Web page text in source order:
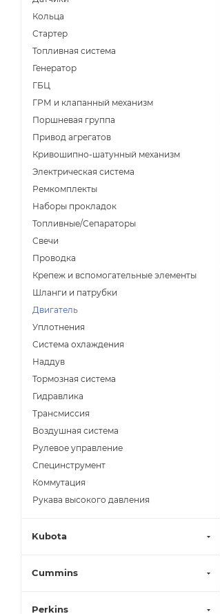
Кольца
Стартер
Топливная система
Генератор
ГБЦ
ГРМ и клапанный механизм
Поршневая группа
Привод агрегатов
Кривошипно-шатунный механизм
Электрическая система
Ремкомплекты
Наборы прокладок
Топливные/Сепараторы
Свечи
Проводка
Крепеж и вспомогательные элементы
Шланги и патрубки
Двигатель
Уплотнения
Система охлаждения
Наддув
Тормозная система
Гидравлика
Трансмиссия
Воздушная система
Рулевое управление
Специнструмент
Коммутация
Рукава высокого давления
Kubota
Cummins
Perkins